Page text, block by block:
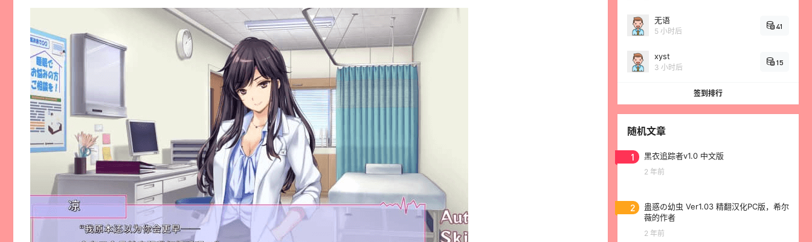
无语
5 小时后
41
xyst
3 小时后
15
签到排行
随机文章
1 黑衣追踪者v1.0 中文版
2 年前
2
蛊惑の幼虫 Ver1.03 精翻汉化PC版，希尔
薇的作者
2 年前